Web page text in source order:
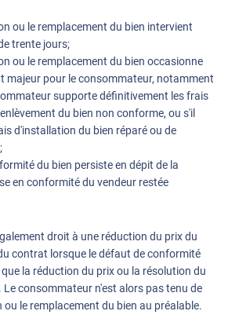
ou le remplacement du bien intervient
trente jours;
ou le remplacement du bien occasionne
majeur pour le consommateur, notamment
supporte définitivement les frais
du bien non conforme, ou s'il
d'installation du bien réparé ou de
du bien persiste en dépit de la
en conformité du vendeur restée
droit à une réduction du prix du
contrat lorsque le défaut de conformité
la réduction du prix ou la résolution du
consommateur n'est alors pas tenu de
le remplacement du bien au préalable.